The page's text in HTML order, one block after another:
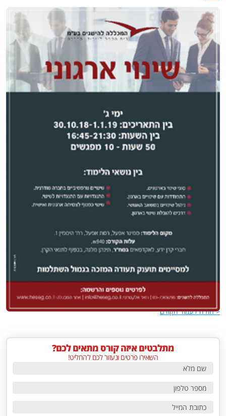
מתלבטים איזה קורס מתאים לכם?
השאירו פרטים ונעזור לכם להחליט!
אנגלית כשפה זרה
עוד >
< חזרה לעמוד הקודם